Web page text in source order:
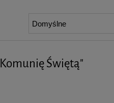
Świętą"